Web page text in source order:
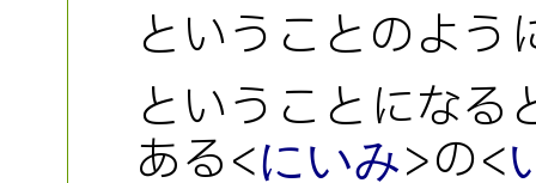
ということのよう
ということになる
ある<にいみ>の<